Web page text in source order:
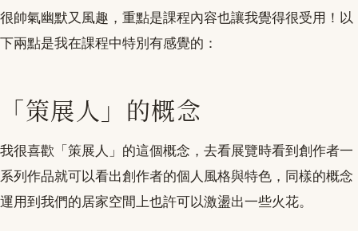
很帥氣幽默又風趣，重點是課程內容也讓我覺得很受用！以
下兩點是我在課程中特別有感覺的：
「策展人」的概念
我很喜歡「策展人」的這個概念，去看展覽時看到創作者一
系列作品就可以看出創作者的個人風格與特色，同樣的概念
運用到我們的居家空間上也許可以激盪出一些火花。